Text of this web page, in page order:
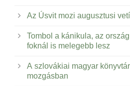
Az Úsvit mozi augusztusi
Tombol a kánikula, az
foknál is melegebb lesz
A szlovákiai magyar
mozgásban